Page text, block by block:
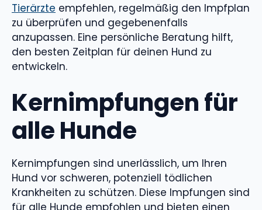
Tierärzte empfehlen, regelmäßig den Impfplan
zu überprüfen und gegebenenfalls
anzupassen. Eine persönliche Beratung hilft,
den besten Zeitplan für deinen Hund zu
entwickeln.
Kernimpfungen für
alle Hunde
Kernimpfungen sind unerlässlich, um Ihren
Hund vor schweren, potenziell tödlichen
Krankheiten zu schützen. Diese Impfungen sind
für alle Hunde empfohlen und bieten einen